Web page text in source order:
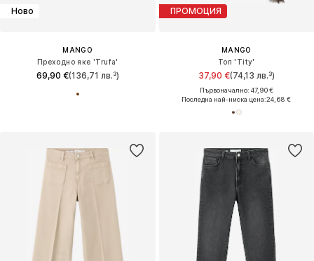
Ново
MANGO
Преходно яке 'Trufa'
69,90 €(136,71 лв.³)
ПРОМОЦИЯ
MANGO
Топ 'Tity'
37,90 €(74,13 лв.³)
Първоначално: 47,90 €
Последна най-ниска цена:24,68 €